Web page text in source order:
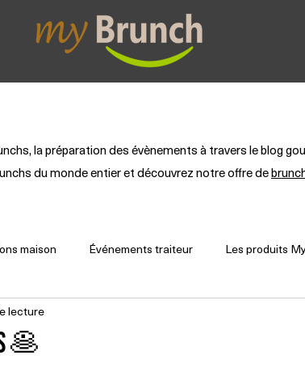
la préparation des évènements à travers le blog
du monde entier et découvrez notre offre de
maison Événements traiteur Les produits
🥞
lecture